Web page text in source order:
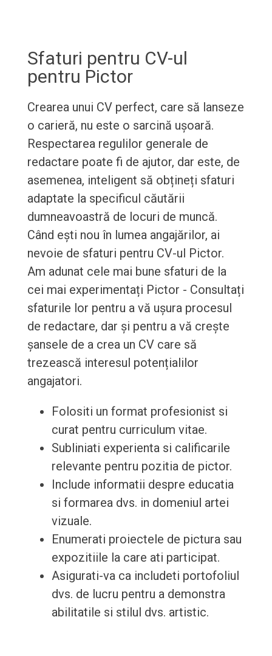
Sfaturi pentru CV-ul
pentru Pictor
Crearea unui CV perfect, care să lanseze
o carieră, nu este o sarcină ușoară.
Respectarea regulilor generale de
redactare poate fi de ajutor, dar este, de
asemenea, inteligent să obțineți sfaturi
adaptate la specificul căutării
dumneavoastră de locuri de muncă.
Când ești nou în lumea angajărilor, ai
nevoie de sfaturi pentru CV-ul Pictor.
Am adunat cele mai bune sfaturi de la
cei mai experimentați Pictor - Consultați
sfaturile lor pentru a vă ușura procesul
de redactare, dar și pentru a vă crește
șansele de a crea un CV care să
trezească interesul potențialilor
angajatori.
Folositi un format profesionist si
curat pentru curriculum vitae.
Subliniati experienta si calificarile
relevante pentru pozitia de pictor.
Include informatii despre educatia
si formarea dvs. in domeniul artei
vizuale.
Enumerati proiectele de pictura sau
expozitiile la care ati participat.
Asigurati-va ca includeti portofoliul
dvs. de lucru pentru a demonstra
abilitatile si stilul dvs. artistic.